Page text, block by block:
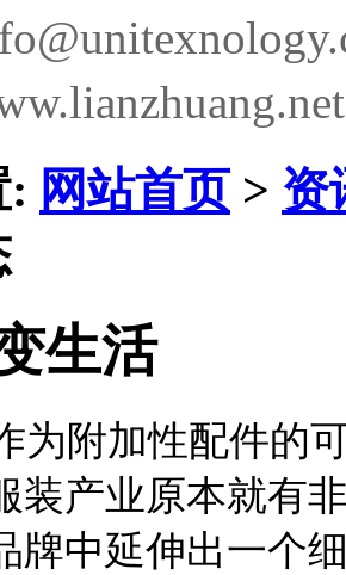
: 网站首页> 资
生活
附加性配件的
装产业原本就有
牌中延伸出一个